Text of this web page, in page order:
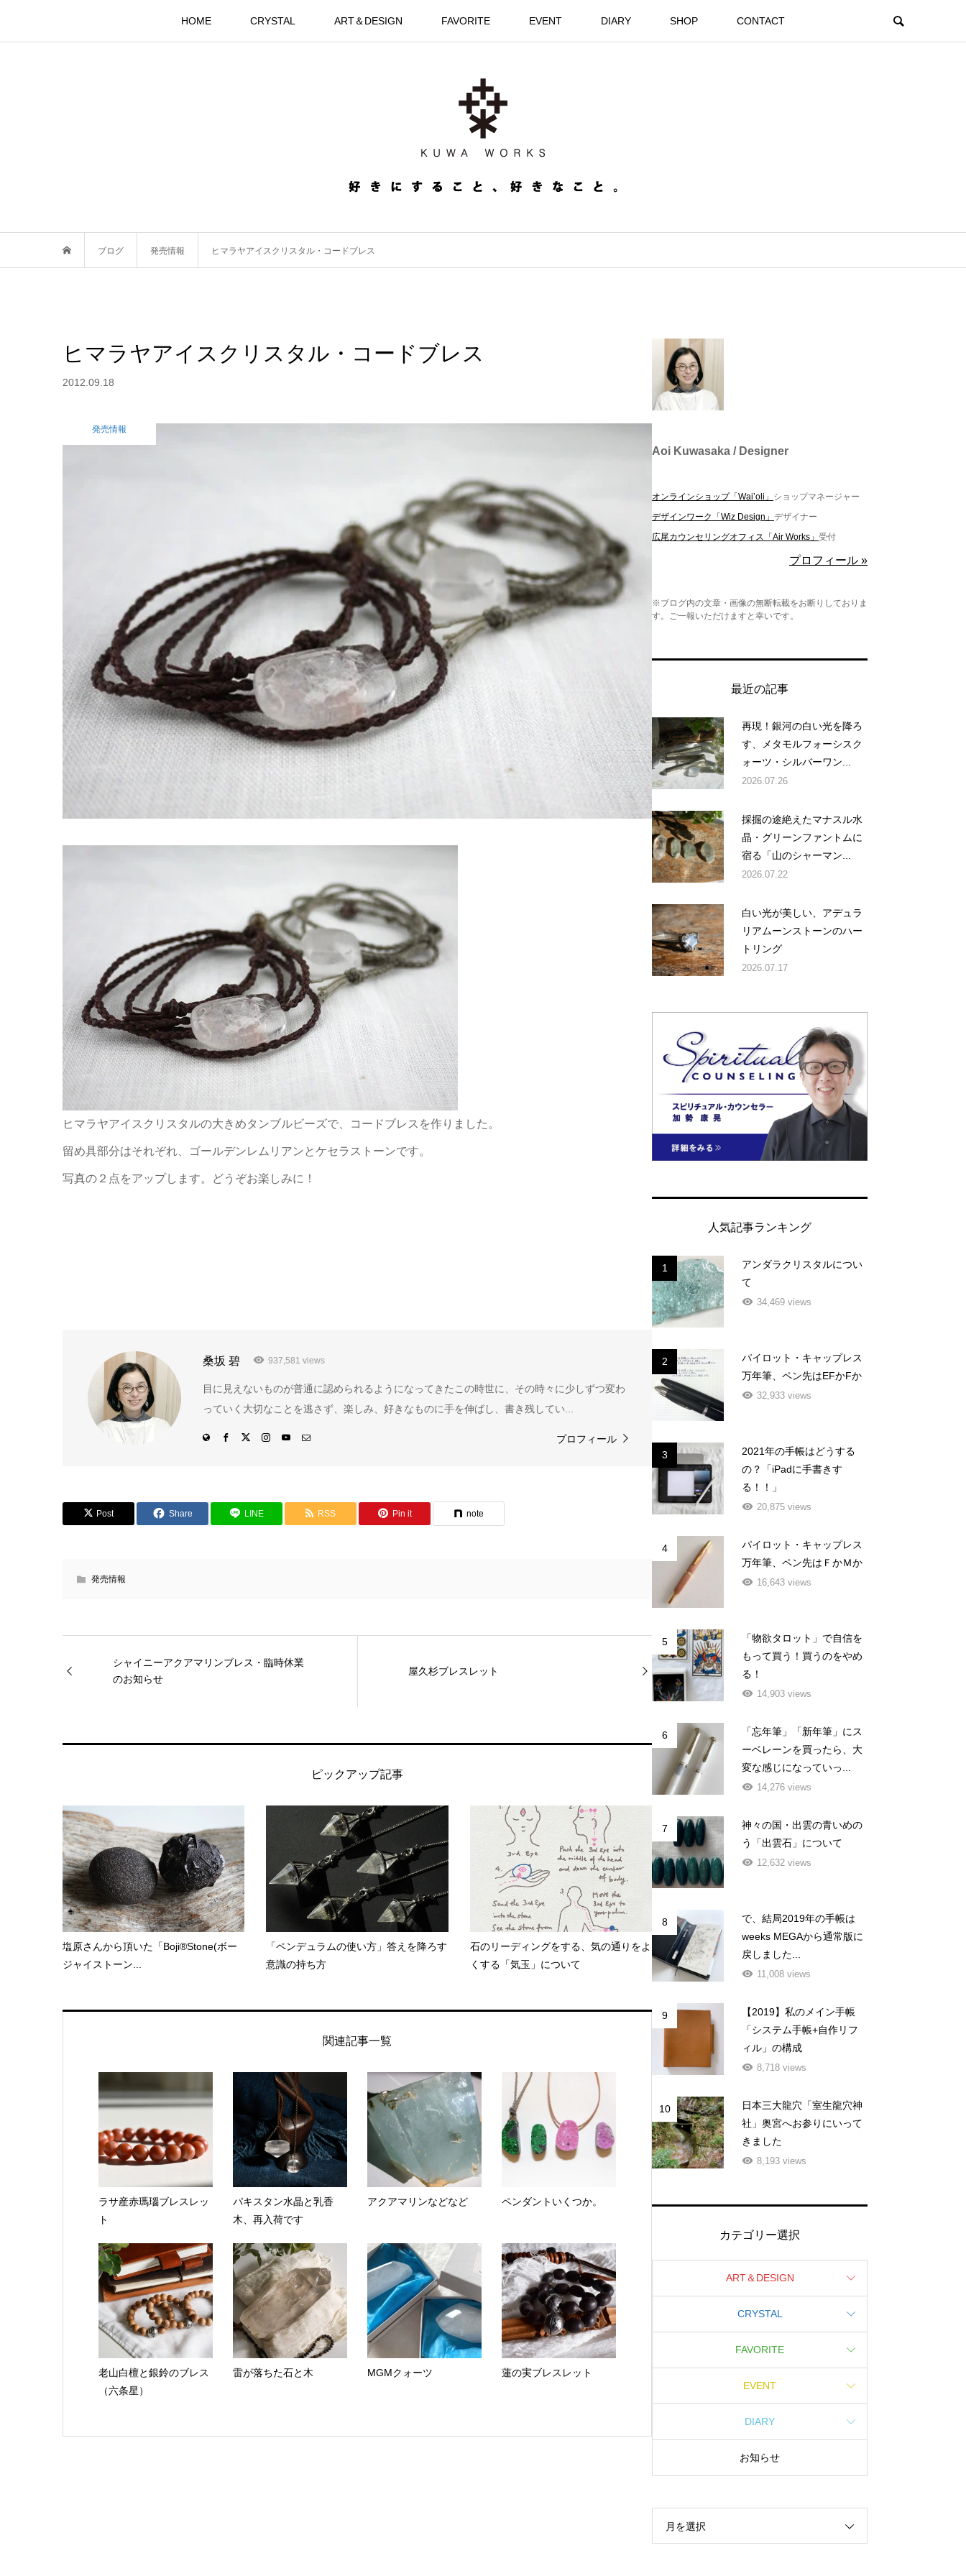
HOME CRYSTAL ART＆DESIGN FAVORITE EVENT DIARY SHOP CONTACT
ブログ 発売情報 ヒマラヤアイスクリスタル・コードブレス
ヒマラヤアイスクリスタル・コードブレス
2012.09.18
発売情報
ヒマラヤアイスクリスタルの大きめタンブルビーズで、コードブレスを作りました。
留め具部分はそれぞれ、ゴールデンレムリアンとケセラストーンです。
写真の２点をアップします。どうぞお楽しみに！
桑坂 碧 937,581 views
目に見えないものが普通に認められるようになってきたこの時世に、その時々に少しずつ変わ
っていく大切なことを逃さず、楽しみ、好きなものに手を伸ばし、書き残してい...
プロフィール
Post Share LINE RSS Pin it note
発売情報
シャイニーアクアマリンブレス・臨時休業
のお知らせ
屋久杉ブレスレット
ピックアップ記事
塩原さんから頂いた「Boji®Stone(ボー
ジャイストーン...
「ペンデュラムの使い方」答えを降ろす
意識の持ち方
石のリーディングをする、気の通りをよ
くする「気玉」について
関連記事一覧
ラサ産赤瑪瑙ブレスレッ
ト
パキスタン水晶と乳香
木、再入荷です
アクアマリンなどなど ペンダントいくつか。
老山白檀と銀鈴のブレス
（六条星）
雷が落ちた石と木 MGMクォーツ 蓮の実ブレスレット
Aoi Kuwasaka / Designer
オンラインショップ「Wai’oli」 ショップマネージャー
デザインワーク「Wiz Design」 デザイナー
広尾カウンセリングオフィス「Air Works」 受付
プロフィール »
※ブログ内の文章・画像の無断転載をお断りしておりま
す。ご一報いただけますと幸いです。
最近の記事
再現！銀河の白い光を降ろ
す、メタモルフォーシスク
ォーツ・シルバーワン...
2026.07.26
採掘の途絶えたマナスル水
晶・グリーンファントムに
宿る「山のシャーマン...
2026.07.22
白い光が美しい、アデュラ
リアムーンストーンのハー
トリング
2026.07.17
人気記事ランキング
1
アンダラクリスタルについ
て
34,469 views
2
パイロット・キャップレス
万年筆、ペン先はEFかFか
32,933 views
3
2021年の手帳はどうする
の？「iPadに手書きす
る！！」
20,875 views
4
パイロット・キャップレス
万年筆、ペン先はＦかＭか
16,643 views
5
「物欲タロット」で自信を
もって買う！買うのをやめ
る！
14,903 views
6
「忘年筆」「新年筆」にス
ーベレーンを買ったら、大
変な感じになっていっ...
14,276 views
7
神々の国・出雲の青いめの
う「出雲石」について
12,632 views
8
で、結局2019年の手帳は
weeks MEGAから通常版に
戻しました...
11,008 views
9
【2019】私のメイン手帳
「システム手帳+自作リフ
ィル」の構成
8,718 views
10
日本三大龍穴「室生龍穴神
社」奥宮へお参りにいって
きました
8,193 views
カテゴリー選択
ART＆DESIGN
CRYSTAL
FAVORITE
EVENT
DIARY
お知らせ
月を選択